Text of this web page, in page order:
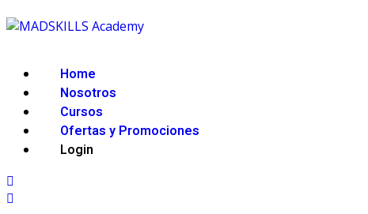
Home
Nosotros
Cursos
Ofertas y Promociones
Login